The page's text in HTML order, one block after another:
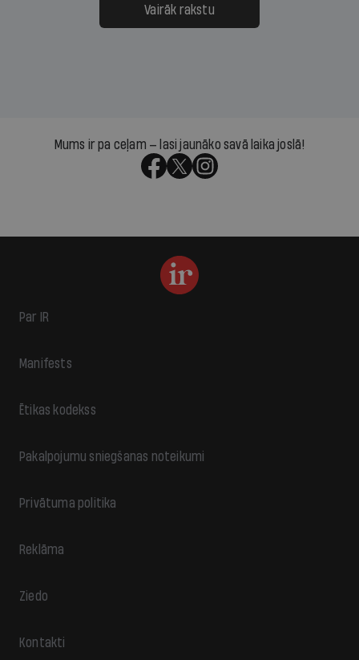
Vairāk rakstu
Mums ir pa ceļam — lasi jaunāko savā laika joslā!
Par IR
Manifests
Ētikas kodekss
Pakalpojumu sniegšanas noteikumi
Privātuma politika
Reklāma
Ziedo
Kontakti